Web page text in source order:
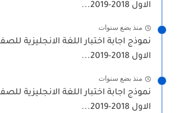
الاول 2018-2019...
منذ بضع سنوات
نموذج اجابة اختبار اللغة الانجليزية
الاول 2018-2019...
منذ بضع سنوات
نموذج اجابة اختبار اللغة الانجليزية
الاول 2018-2019...